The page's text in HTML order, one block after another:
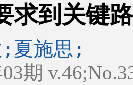
求到关键
;夏施思;
期